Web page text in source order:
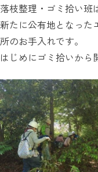
落枝整理・ゴミ拾い班
新たに公有地となった
所のお手入れです。
はじめにゴミ拾いから